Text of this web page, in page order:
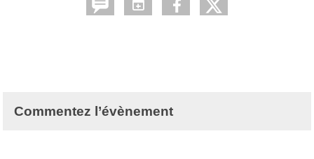
Commentez l’évènement